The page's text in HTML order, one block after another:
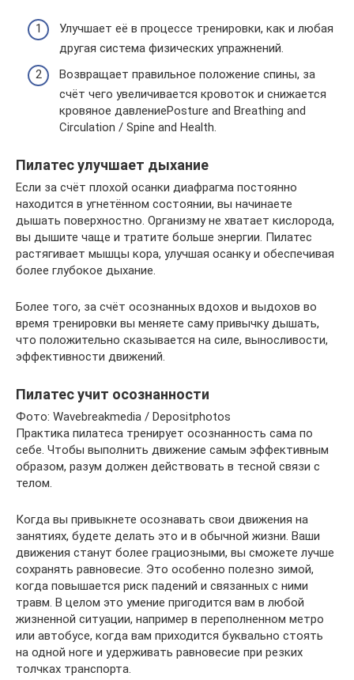
Улучшает её в процессе тренировки, как и любая
другая система физических упражнений.
Возвращает правильное положение спины, за
счёт чего увеличивается кровоток и снижается
кровяное давлениеPosture and Breathing and
Circulation / Spine and Health.
Пилатес улучшает дыхание
Если за счёт плохой осанки диафрагма постоянно
находится в угнетённом состоянии, вы начинаете
дышать поверхностно. Организму не хватает кислорода,
вы дышите чаще и тратите больше энергии. Пилатес
растягивает мышцы кора, улучшая осанку и обеспечивая
более глубокое дыхание.
Более того, за счёт осознанных вдохов и выдохов во
время тренировки вы меняете саму привычку дышать,
что положительно сказывается на силе, выносливости,
эффективности движений.
Пилатес учит осознанности
Фото: Wavebreakmedia / Depositphotos
Практика пилатеса тренирует осознанность сама по
себе. Чтобы выполнить движение самым эффективным
образом, разум должен действовать в тесной связи с
телом.
Когда вы привыкнете осознавать свои движения на
занятиях, будете делать это и в обычной жизни. Ваши
движения станут более грациозными, вы сможете лучше
сохранять равновесие. Это особенно полезно зимой,
когда повышается риск падений и связанных с ними
травм. В целом это умение пригодится вам в любой
жизненной ситуации, например в переполненном метро
или автобусе, когда вам приходится буквально стоять
на одной ноге и удерживать равновесие при резких
толчках транспорта.